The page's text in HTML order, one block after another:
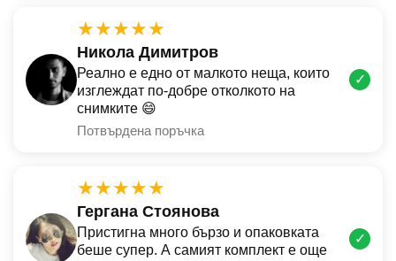
★★★★★
Никола Димитров
Реално е едно от малкото неща, които
изглеждат по-добре отколкото на
снимките 😄
Потвърдена поръчка
✓
★★★★★
Гергана Стоянова
Пристигна много бързо и опаковката
беше супер. А самият комплект е още
✓